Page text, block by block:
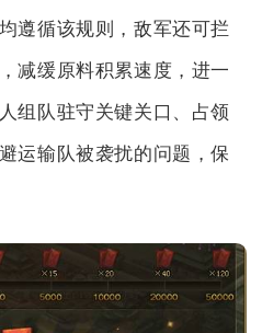
遵循该规则，敌军还可拦
减缓原料积累速度，进一
组队驻守关键关口、占领
运输队被袭扰的问题，保